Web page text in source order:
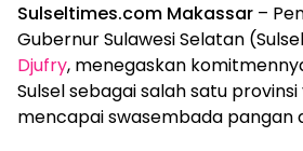
Sulseltimes.com Makassar –
Gubernur Sulawesi Selatan
Djufry, menegaskan
Sulsel sebagai salah satu
mencapai swasembada pangan